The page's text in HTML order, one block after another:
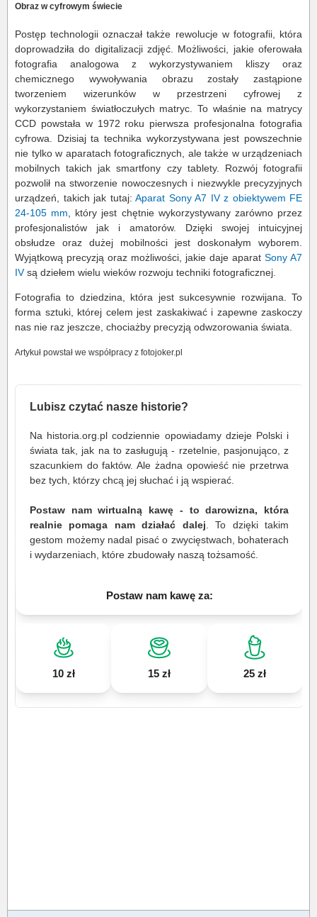
Obraz w cyfrowym świecie
Postęp technologii oznaczał także rewolucje w fotografii, która
doprowadziła do digitalizacji zdjęć. Możliwości, jakie oferowała
fotografia analogowa z wykorzystywaniem kliszy oraz
chemicznego wywoływania obrazu zostały zastąpione
tworzeniem wizerunków w przestrzeni cyfrowej z
wykorzystaniem światłoczułych matryc. To właśnie na matrycy
CCD powstała w 1972 roku pierwsza profesjonalna fotografia
cyfrowa. Dzisiaj ta technika wykorzystywana jest powszechnie
nie tylko w aparatach fotograficznych, ale także w urządzeniach
mobilnych takich jak smartfony czy tablety. Rozwój fotografii
pozwolił na stworzenie nowoczesnych i niezwykle precyzyjnych
urządzeń, takich jak tutaj: Aparat Sony A7 IV z obiektywem FE
24-105 mm, który jest chętnie wykorzystywany zarówno przez
profesjonalistów jak i amatorów. Dzięki swojej intuicyjnej
obsłudze oraz dużej mobilności jest doskonałym wyborem.
Wyjątkową precyzją oraz możliwości, jakie daje aparat Sony A7
IVsą dziełem wielu wieków rozwoju techniki fotograficznej.
Fotografia to dziedzina, która jest sukcesywnie rozwijana. To
forma sztuki, której celem jest zaskakiwać i zapewne zaskoczy
nas nie raz jeszcze, chociażby precyzją odwzorowania świata.
Artykuł powstał we współpracy z fotojoker.pl
Lubisz czytać nasze historie?
Na historia.org.pl codziennie opowiadamy dzieje Polski i
świata tak, jak na to zasługują - rzetelnie, pasjonująco, z
szacunkiem do faktów. Ale żadna opowieść nie przetrwa
bez tych, którzy chcą jej słuchać i ją wspierać.
Postaw nam wirtualną kawę - to darowizna, która
realnie pomaga nam działać dalej. To dzięki takim
gestom możemy nadal pisać o zwycięstwach, bohaterach
i wydarzeniach, które zbudowały naszą tożsamość.
Postaw nam kawę za:
10 zł 15 zł 25 zł